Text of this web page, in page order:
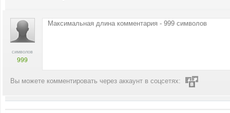
символов
999
Вы можете комментировать через аккаунт в соцсетях: